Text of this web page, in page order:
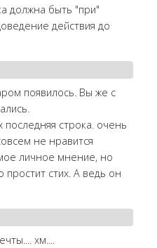
должна быть "при"
действия до
появилось. Вы же с
строка. очень
не нравится
личное мнение, но
простит стих. А ведь он
хм....